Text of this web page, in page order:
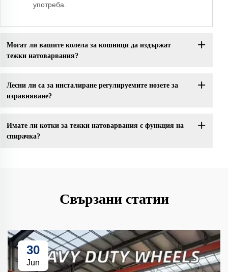
употреба.
Могат ли вашите колела за кошници да издържат
тежки натоварвания?
Лесни ли са за инсталиране регулируемите нозете за
изравняване?
Имате ли котки за тежки натоварвания с функция на
спирачка?
Свързани статии
30
Jun